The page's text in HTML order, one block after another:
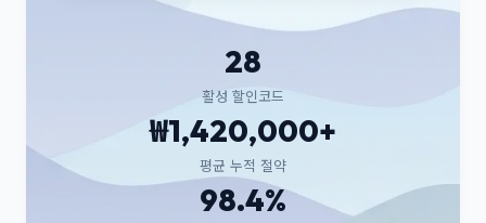
28
활성 할인코드
₩1,420,000+
평균 누적 절약
98.4%